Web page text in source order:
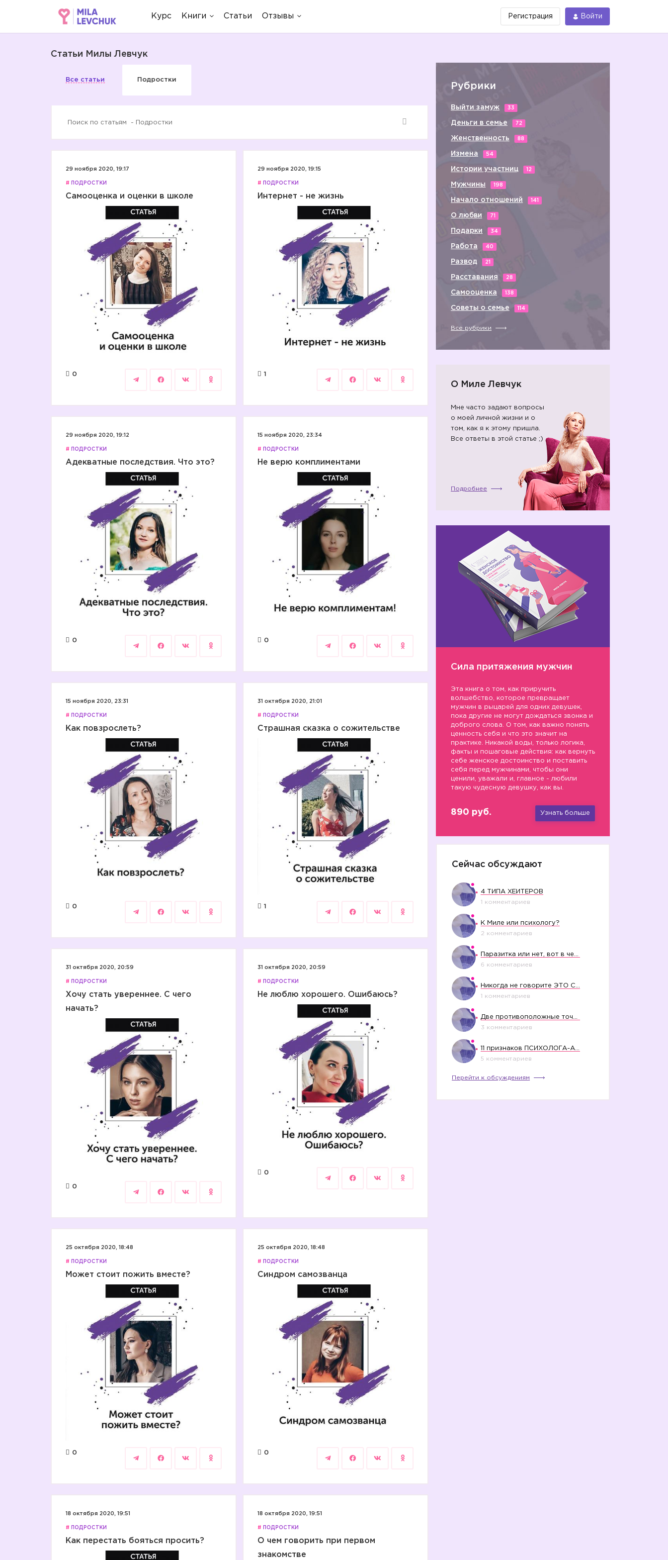
Курс Книги Статьи Отзывы Регистрация Войти
Статьи Милы Левчук
Все статьи Подростки
29 ноября 2020, 19:17
# ПОДРОСТКИ
Самооценка и оценки в школе
0
29 ноября 2020, 19:15
# ПОДРОСТКИ
Интернет - не жизнь
1
29 ноября 2020, 19:12
# ПОДРОСТКИ
Адекватные последствия. Что это?
0
15 ноября 2020, 23:34
# ПОДРОСТКИ
Не верю комплиментами
0
15 ноября 2020, 23:31
# ПОДРОСТКИ
Как повзрослеть?
0
31 октября 2020, 21:01
# ПОДРОСТКИ
Страшная сказка о сожительстве
1
31 октября 2020, 20:59
# ПОДРОСТКИ
Хочу стать увереннее. С чего
начать?
0
31 октября 2020, 20:59
# ПОДРОСТКИ
Не люблю хорошего. Ошибаюсь?
0
25 октября 2020, 18:48
# ПОДРОСТКИ
Может стоит пожить вместе?
0
25 октября 2020, 18:48
# ПОДРОСТКИ
Синдром самозванца
0
18 октября 2020, 19:51
# ПОДРОСТКИ
Как перестать бояться просить?
18 октября 2020, 19:51
# ПОДРОСТКИ
О чем говорить при первом
знакомстве
Рубрики
Выйти замуж 33
Деньги в семье 72
Женственность 88
Измена 54
Истории участниц 12
Мужчины 198
Начало отношений 141
О любви 71
Подарки 34
Работа 40
Развод 21
Расставания 28
Самооценка 138
Советы о семье 114
Все рубрики
О Миле Левчук
Мне часто задают вопросы
о моей личной жизни и о
том, как я к этому пришла.
Все ответы в этой статье ;)
Подробнее
Сила притяжения мужчин
Эта книга о том, как приручить
волшебство, которое превращает
мужчин в рыцарей для одних девушек,
пока другие не могут дождаться звонка и
доброго слова. О том, как важно понять
ценность себя и что это значит на
практике. Никакой воды, только логика,
факты и пошаговые действия: как вернуть
себе женское достоинство и поставить
себя перед мужчинами, чтобы они
ценили, уважали и, главное - любили
такую чудесную девушку, как вы.
890 руб. Узнать больше
Сейчас обсуждают
4 ТИПА ХЕЙТЕРОВ
1 комментариев
К Миле или психологу?
2 комментариев
6 комментариев
1 комментариев
3 комментариев
5 комментариев
Перейти к обсуждениям